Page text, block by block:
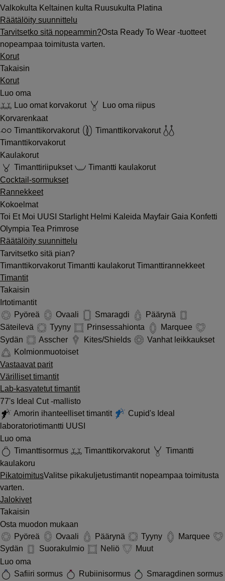
Valkokulta Keltainen kulta Ruusukulta Platina
Räätälöity suunnittelu
Tarvitsetko sitä nopeammin?Osta Ready To Wear -tuotteet
nopeampaa toimitusta varten.
Korut
Takaisin
Korut
Luo oma
Luo omat korvakorut
Luo oma riipus
Korvarenkaat
Timanttikorvakorut
Timanttikorvakorut
Timanttikorvakorut
Kaulakorut
Timanttiriipukset
Timantti kaulakorut
Cocktail-sormukset
Rannekkeet
Kokoelmat
Toi Et Moi UUSI Starlight Helmi Kaleida Mayfair Gaia Konfetti
Olympia Tea Primrose
Räätälöity suunnittelu
Tarvitsetko sitä pian?
TimanttikorvakorutTimantti kaulakorutTimanttirannekkeet
Timantit
Takaisin
Irtotimantit
Pyöreä
Ovaali Smaragdi
Päärynä
Säteilevä
Tyyny Prinsessahionta
Marquee
Sydän
Asscher Kites/Shields
Vanhat leikkaukset
Kolmionmuotoiset
Vastaavat parit
Värilliset timantit
Lab-kasvatetut timantit
77's Ideal Cut -mallisto
Amorin ihanteelliset timantit
Cupid's Ideal
laboratoriotimantti UUSI
Luo oma
Timanttisormus
Timanttikorvakorut
Timantti
kaulakoru
PikatoimitusValitse pikakuljetustimantit nopeampaa toimitusta
varten.
Jalokivet
Takaisin
Osta muodon mukaan
Pyöreä
Ovaali Päärynä Tyyny
Marquee
Sydän
Suorakulmio Neliö
Muut
Luo oma
Safiiri sormus
Rubiinisormus
Smaragdinen sormus